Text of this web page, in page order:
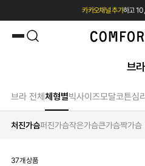
카카오채널 추가하고
첫 구매 시 베스트셀
브라
브라 전체체형별빅사이즈모달코튼심
처진가슴퍼진가슴작은가슴큰가슴짝가슴
37개 상품